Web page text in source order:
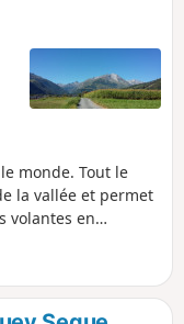
monde. Tout le
la vallée et permet
volantes en